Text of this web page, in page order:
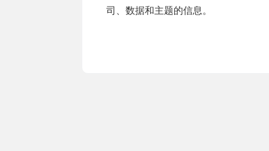
司、数据和主题的信息。